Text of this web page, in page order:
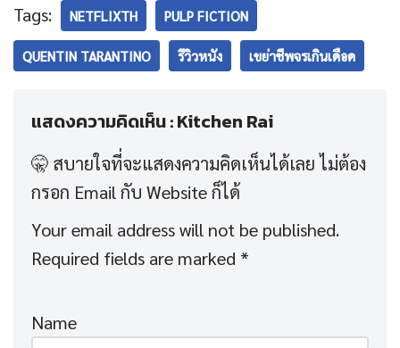
Tags: NETFLIXTH PULP FICTION
QUENTIN TARANTINO รีวิวหนัง เขย่าชีพจรเกินเดือด
แสดงความคิดเห็น : Kitchen Rai
Your email address will not be published.
Required fields are marked *
Name